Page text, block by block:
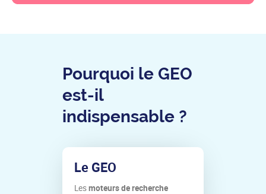
Pourquoi le GEO
est-il
indispensable ?
Le GEO
Lesmoteurs de recherche